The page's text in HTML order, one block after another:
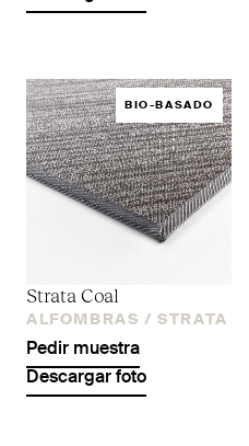
BIO-BASADO
Strata Coal
ALFOMBRAS / STRATA
Pedir muestra
Descargar foto